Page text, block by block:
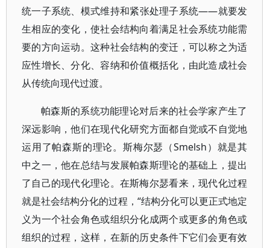
统一子系统、模式维持和紧张处理子系统——就要发
生相应的变化，使社会结构向着满足社会系统功能需
要的方向运动。这种社会结构的变迁，可以称之为适
应性增长、分化、容纳和价值概括化，由此造成社会
从传统向现代过渡。
帕森斯的系统功能理论对后来的社会学家产生了
深远影响，他们在现代化研究方面都自觉或不自觉地
运用了帕森斯的理论。斯梅尔瑟（Smelsh）就是其
中之一，他在总结与发展帕森斯理论的基础上，提出
了自己的现代化理论。在斯梅尔瑟看来，现代化过程
就是社会结构分化的过程，“结构分化可以更正式地定
义为一个社会角色或组织分化成两个或更多的角色或
组织的过程，这样，在新的历史条件下它们会更有效